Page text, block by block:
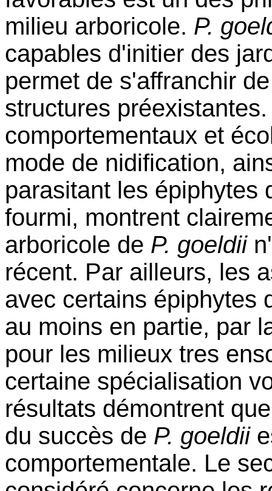
milieu arboricole. P.
capables d'initier des
permet de s'affranchir
structures
comportementaux et
mode de nidification,
parasitant les épiphytes
fourmi, montrent
arboricole de P. goeldii
récent. Par ailleurs, les
avec certains épiphytes
au moins en partie, par
pour les milieux tres
certaine spécialisation
résultats démontrent
du succès de P. goeldii
comportementale. Le